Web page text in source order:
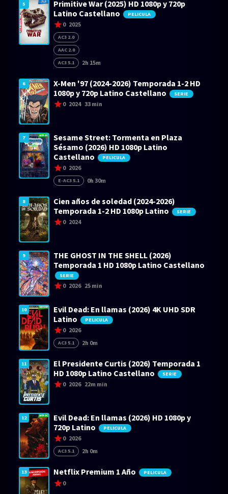
5
Primitive War (2025) HD 1080p y 720p
Latino Castellano
PELICULA
0 2025
AC3 2.0
AAC 2.0
AC3 5.1
2h 15m
6
X-Men '97 (2024-2026) Temporada 1-2 HD
1080p y 720p Latino Castellano
SERIE
0 2024 33 min
7
Sesame Street: Tormenta en Plaza
Sésamo (2026) HD 1080p Latino
Castellano
PELICULA
0 2026
E-AC3 5.1 0h 30m
8
Cien años de soledad (2024-2026)
Temporada 1-2 HD 1080p Latino
SERIE
0 2024
9
THE GHOST IN THE SHELL (2026)
Temporada 1 HD 1080p Latino Castellano
SERIE
0 2026 25 min
10
Evil Dead: En llamas (2026) 4K UHD SDR
Latino
PELICULA
0 2026
AC3 5.1 2h 0m
11
El Presidente Curtis (2026) Temporada 1
HD 1080p Latino Castellano
SERIE
0 2026 22m min
12
Evil Dead: En llamas (2026) HD 1080p y
720p Latino
PELICULA
0 2026
AC3 5.1 2h 0m
13 Netflix Premium 1 Año PELICULA
0